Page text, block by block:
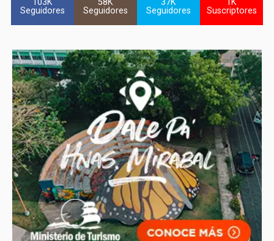
Seguidores
Seguidores
Seguidores
Suscriptores